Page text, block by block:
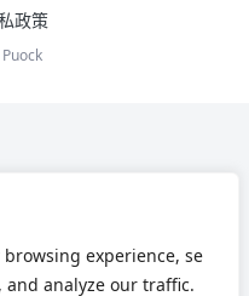
experience, se
analyze our traffic.
政策
Puock